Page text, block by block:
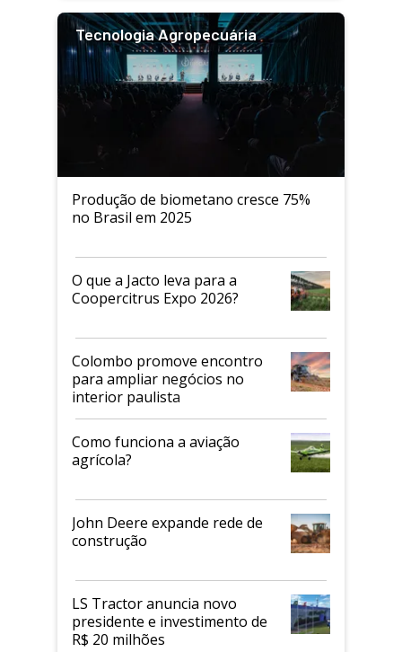
Tecnologia Agropecuária
Produção de biometano cresce 75%
no Brasil em 2025
O que a Jacto leva para a
Coopercitrus Expo 2026?
Colombo promove encontro
para ampliar negócios no
interior paulista
Como funciona a aviação
agrícola?
John Deere expande rede de
construção
LS Tractor anuncia novo
presidente e investimento de
R$ 20 milhões